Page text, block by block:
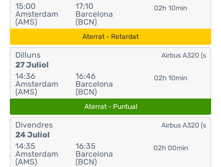
15:00
Amsterdam
(AMS)
17:10
Barcelona
(BCN)
02h 10min
Aterrat - Retardat
Dilluns
27 Juliol
14:36
Amsterdam
(AMS)
16:46
Barcelona
(BCN)
02h 10min
Airbus A320 (s
Aterrat - Puntual
Divendres
24 Juliol
14:35
Amsterdam
(AMS)
16:35
Barcelona
(BCN)
02h 00min
Airbus A320 (s